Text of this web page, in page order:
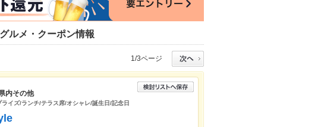
ルメ・クーポン情報
1/3ページ
内その他
イズ/ランチ/テラス席/オシャレ/誕生日/記念日